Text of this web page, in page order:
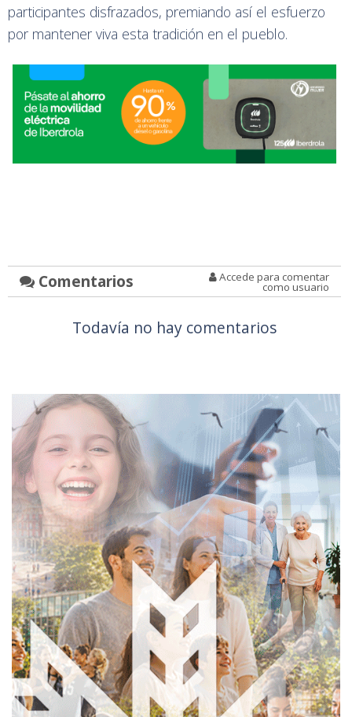
participantes disfrazados, premiando así el esfuerzo
por mantener viva esta tradición en el pueblo.
Comentarios Accede para comentar
como usuario
Todavía no hay comentarios